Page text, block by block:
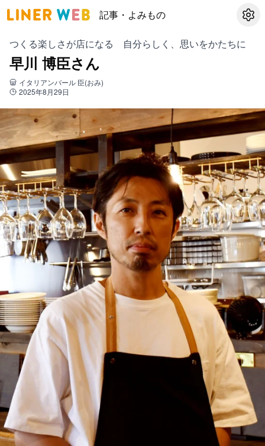
記事・よみもの 設定
つくる楽しさが店になる 自分らしく、思いをかたちに
早川 博臣さん
イタリアンバール 臣(おみ)
2025年8月29日